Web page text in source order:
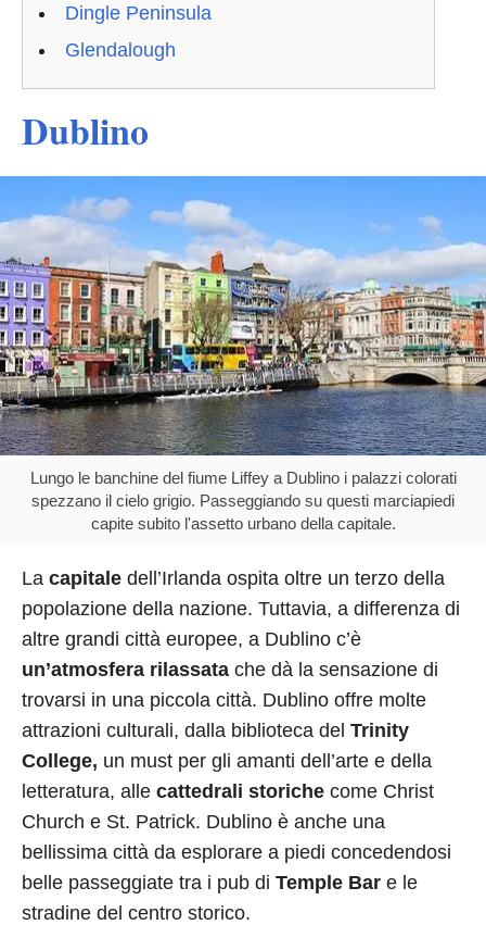
Dingle Peninsula
Glendalough
Dublino
Lungo le banchine del fiume Liffey a Dublino i palazzi colorati
spezzano il cielo grigio. Passeggiando su questi marciapiedi
capite subito l'assetto urbano della capitale.
La capitale dell’Irlanda ospita oltre un terzo della
popolazione della nazione. Tuttavia, a differenza di
altre grandi città europee, a Dublino c’è
un’atmosfera rilassata che dà la sensazione di
trovarsi in una piccola città. Dublino offre molte
attrazioni culturali, dalla biblioteca del Trinity
College, un must per gli amanti dell’arte e della
letteratura, alle cattedrali storiche come Christ
Church e St. Patrick. Dublino è anche una
bellissima città da esplorare a piedi concedendosi
belle passeggiate tra i pub di Temple Bar e le
stradine del centro storico.